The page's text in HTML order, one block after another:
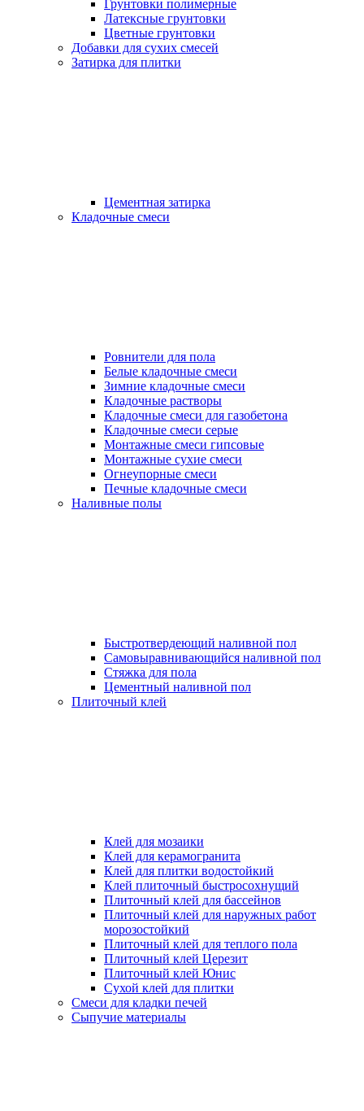
Грунтовки полимерные
Латексные грунтовки
Цветные грунтовки
Добавки для сухих смесей
Затирка для плитки
Цементная затирка
Кладочные смеси
Ровнители для пола
Белые кладочные смеси
Зимние кладочные смеси
Кладочные растворы
Кладочные смеси для газобетона
Кладочные смеси серые
Монтажные смеси гипсовые
Монтажные сухие смеси
Огнеупорные смеси
Печные кладочные смеси
Наливные полы
Быстротвердеющий наливной пол
Самовыравнивающийся наливной пол
Стяжка для пола
Цементный наливной пол
Плиточный клей
Клей для мозаики
Клей для керамогранита
Клей для плитки водостойкий
Клей плиточный быстросохнущий
Плиточный клей для бассейнов
Плиточный клей для наружных работ
морозостойкий
Плиточный клей для теплого пола
Плиточный клей Церезит
Плиточный клей Юнис
Сухой клей для плитки
Смеси для кладки печей
Сыпучие материалы